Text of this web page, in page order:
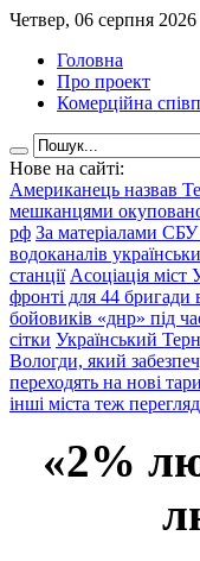
Четвер, 06 серпня 2026
Головна
Про проект
Комерційна
Нове на сайті:
Американець назвав
мешканцями
рф За матеріалами
водоканалів
станції Асоціація
фронті для 44 бригади
бойовиків «днр» під
сітки Український
Вологди, який
переходять на нові
інші міста теж
«2%